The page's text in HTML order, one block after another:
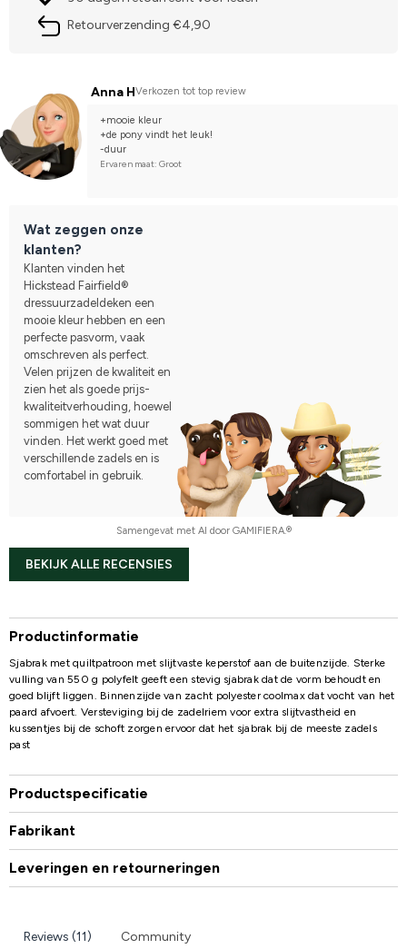
Retourverzending €4,90
Anna HVerkozen tot top review
+mooie kleur
+de pony vindt het leuk!
-duur
Ervaren maat: Groot
Wat zeggen onze
klanten?
Klanten vinden het
Hickstead Fairfield®
dressuurzadeldeken een
mooie kleur hebben en een
perfecte pasvorm, vaak
omschreven als perfect.
Velen prijzen de kwaliteit en
zien het als goede prijs-
kwaliteitverhouding, hoewel
sommigen het wat duur
vinden. Het werkt goed met
verschillende zadels en is
comfortabel in gebruik.
Samengevat met AI door GAMIFIERA.®
BEKIJK ALLE RECENSIES
Productinformatie
Sjabrak met quiltpatroon met slijtvaste keperstof aan de buitenzijde. Sterke
vulling van 550 g polyfelt geeft een stevig sjabrak dat de vorm behoudt en
goed blijft liggen. Binnenzijde van zacht polyester coolmax dat vocht van het
paard afvoert. Versteviging bij de zadelriem voor extra slijtvastheid en
kussentjes bij de schoft zorgen ervoor dat het sjabrak bij de meeste zadels
past
Productspecificatie
Fabrikant
Leveringen en retourneringen
Reviews (11) Community